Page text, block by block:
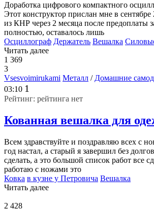
Доработка цифрового компактного
Этот конструктор прислан мне в сентябре
из КНР через 2 месяца после предоплаты
полностью, оставалось лишь
Осциллограф Держатель Вешалка
Читать далее
1 369
3
Vsesvoimirukami Металл / Домашние
03:10 1
Рейтинг: рейтинга нет
Кованная вешалка для
Всем здравствуйте и поздравляю всех с
год настал, а старый я завершил без
сделать, а это большой список работ все
работаю с ножами это
Ковка в кузне у Петровича Вешалка
Читать далее
2 428